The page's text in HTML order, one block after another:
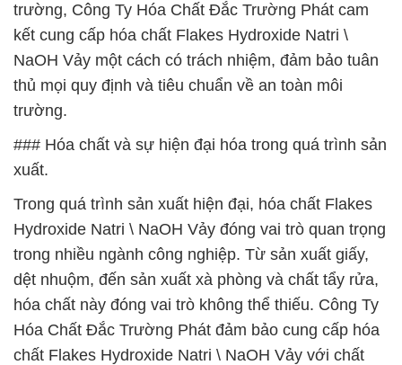
trường, Công Ty Hóa Chất Đắc Trường Phát cam
kết cung cấp hóa chất Flakes Hydroxide Natri \
NaOH Vảy một cách có trách nhiệm, đảm bảo tuân
thủ mọi quy định và tiêu chuẩn về an toàn môi
trường.
### Hóa chất và sự hiện đại hóa trong quá trình sản
xuất.
Trong quá trình sản xuất hiện đại, hóa chất Flakes
Hydroxide Natri \ NaOH Vảy đóng vai trò quan trọng
trong nhiều ngành công nghiệp. Từ sản xuất giấy,
dệt nhuộm, đến sản xuất xà phòng và chất tẩy rửa,
hóa chất này đóng vai trò không thể thiếu. Công Ty
Hóa Chất Đắc Trường Phát đảm bảo cung cấp hóa
chất Flakes Hydroxide Natri \ NaOH Vảy với chất